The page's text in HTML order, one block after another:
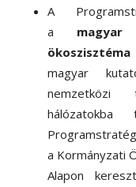
A
a
magyar
nemzetközi
hálózatokba
a Kormányzati
Alapon